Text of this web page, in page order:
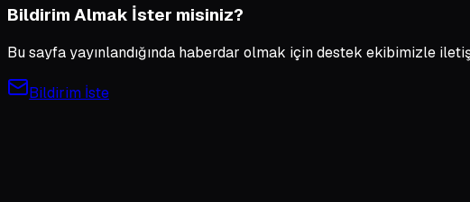
Bildirim Almak İster misiniz?
Bu sayfa yayınlandığında haberdar olmak için destek ekibimizle
Bildirim İste